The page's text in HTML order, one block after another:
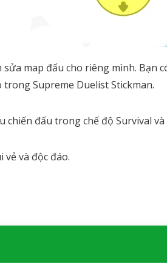
map đấu cho riêng mình. Bạn
Supreme Duelist Stickman.
đấu trong chế độ Survival và
và độc đáo.